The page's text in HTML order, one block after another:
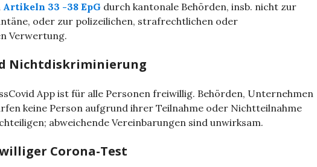
Artikeln 33 -38 EpG durch kantonale Behörden, insb. nicht zur
oder zur polizeilichen, strafrechtlichen oder
Verwertung.
Nichtdiskriminierung
App ist für alle Personen freiwillig. Behörden, Unternehmen
keine Person aufgrund ihrer Teilnahme oder Nichtteilnahme
abweichende Vereinbarungen sind unwirksam.
Corona-Test